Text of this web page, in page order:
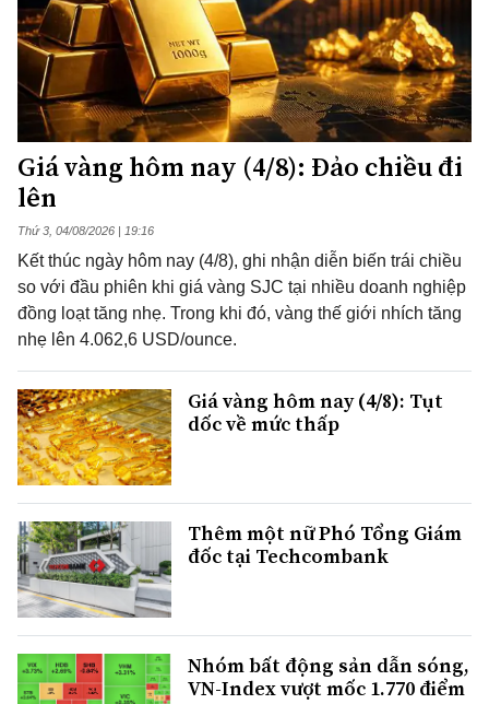
Giá vàng hôm nay (4/8): Đảo chiều đi
lên
Thứ 3, 04/08/2026 | 19:16
Kết thúc ngày hôm nay (4/8), ghi nhận diễn biến trái chiều
so với đầu phiên khi giá vàng SJC tại nhiều doanh nghiệp
đồng loạt tăng nhẹ. Trong khi đó, vàng thế giới nhích tăng
nhẹ lên 4.062,6 USD/ounce.
Giá vàng hôm nay (4/8): Tụt
dốc về mức thấp
Thêm một nữ Phó Tổng Giám
đốc tại Techcombank
Nhóm bất động sản dẫn sóng,
VN-Index vượt mốc 1.770 điểm